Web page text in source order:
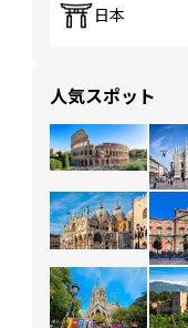
日本
人気スポット